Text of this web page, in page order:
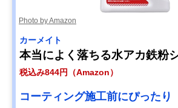
Photo by Amazon
カーメイト
本当によく落ちる水アカ鉄粉
税込み844円（Amazon）
コーティング施工前にぴったり